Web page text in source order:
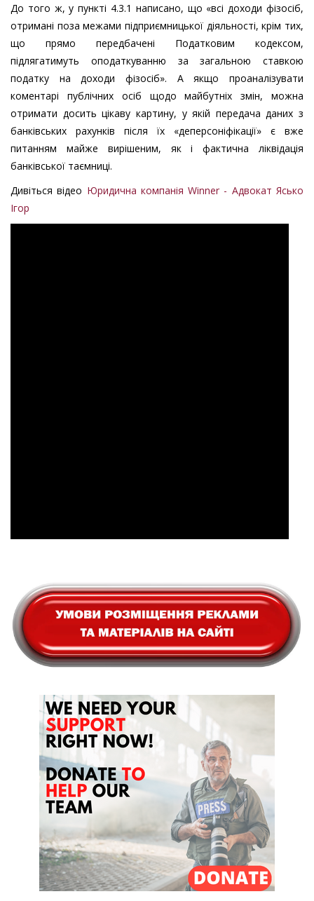
До того ж, у пункті 4.3.1 написано, що «всі доходи фізосіб,
отримані поза межами підприємницької діяльності, крім тих,
що прямо передбачені Податковим кодексом,
підлягатимуть оподаткуванню за загальною ставкою
податку на доходи фізосіб». А якщо проаналізувати
коментарі публічних осіб щодо майбутніх змін, можна
отримати досить цікаву картину, у якій передача даних з
банківських рахунків після їх «деперсоніфікації» є вже
питанням майже вирішеним, як і фактична ліквідація
банківської таємниці.
Дивіться відео Юридична компанія Winner - Адвокат Ясько
Ігор